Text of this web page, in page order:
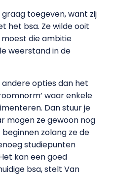
toegeven, want zij
het bsa. Ze wilde ooit
die ambitie
weerstand in de
opties dan het
waar enkele
Dan stuur je
mogen ze gewoon nog
zolang ze de
studiepunten
kan een goed
bsa, stelt Van